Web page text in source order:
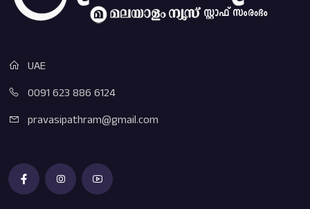
UAE
0091 623 886 6124
pravasipathram@gmail.com